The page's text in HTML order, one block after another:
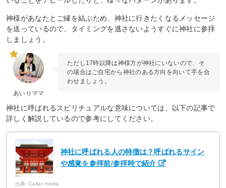
神様があなたとご縁を結ぶため、神社に行きたくなるメッセージ
を送っているので、タイミングを逃さないようすぐに神社に参拝
しましょう。
あいりママ
ただし17時以降は神様方が神社にいないので、そ
の場合はご自宅から神社のある方向を向いて手を合
わせましょう。
神社に呼ばれるスピリチュアルな意味については、以下の記事で
詳しく解説しているので参考にしてください。
神社に呼ばれる人の特徴は？呼ばれるサイン
や感覚を参拝前/参拝時で紹介
出典: Callat media